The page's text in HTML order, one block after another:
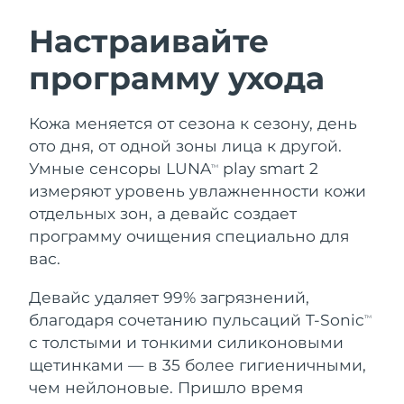
Настраивайте
программу ухода
Кожа меняется от сезона к сезону, день
ото дня, от одной зоны лица к другой.
Умные сенсоры LUNATM
play smart 2
измеряют уровень увлажненности кожи
отдельных зон, а девайс создает
программу очищения специально для
вас.
Девайс удаляет 99% загрязнений,
благодаря сочетанию пульсаций T-SonicTM
с толстыми и тонкими силиконовыми
щетинками — в 35 более гигиеничными,
чем нейлоновые. Пришло время
LUNA™ 4 набор
Anti-aging massage
LUNA™ 4 Plus
LUNA™ 4 Men
For men, anti-aging massage
BEAR™ 2 набор
Microcurrent toning
BEAR™ 2 go
BEAR™ 2 eyes & lips
Microcurrent line smoothing device
Увлажнение
UFO™ 3 набор
UFO™ 3 LED
Near-infrared and red light therapy
device
Забота о полости рта
issa™ 4
issa™ 4 plus
Smart hybrid silicone sonic toothbrush
Омоложение LED-процедуры
NEW
Австралия
Ожидаемая дата доставки
Ожидаемая дата доставки
8/8/26
Бахрейн
Ожидаемая дата доставки
8/9/26
Бельгия
Ожидаемая дата доставки
Бермудские о-ва
Ожидаемая дата доставки
Босния и
Герцеговина
Ожидаемая дата доставки
8/11/26